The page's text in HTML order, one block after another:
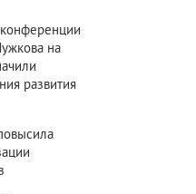
на
развития